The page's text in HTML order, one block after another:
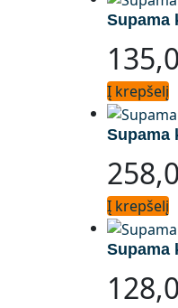
Supama
Į krepšelį
Supama
Į krepšelį
Supama